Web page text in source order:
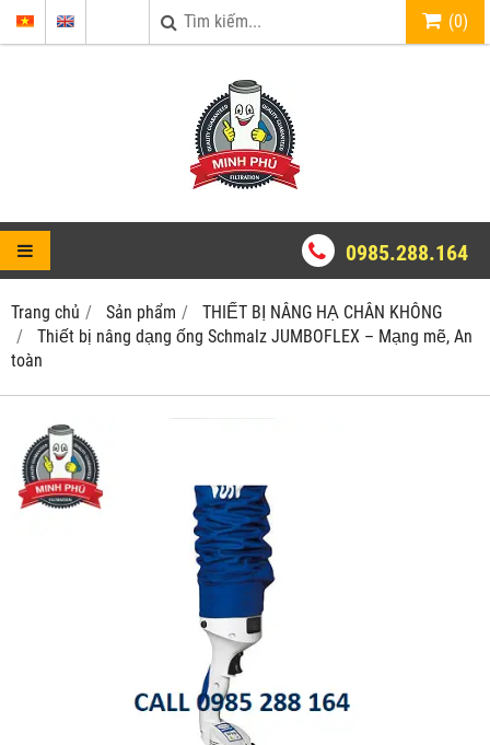
(0)
0985.288.164
Trang chủ Sản phẩm
THIẾT BỊ NÂNG HẠ CHÂN KHÔNG
Thiết bị nâng dạng ống Schmalz JUMBOFLEX – Mạng mẽ, An
toàn